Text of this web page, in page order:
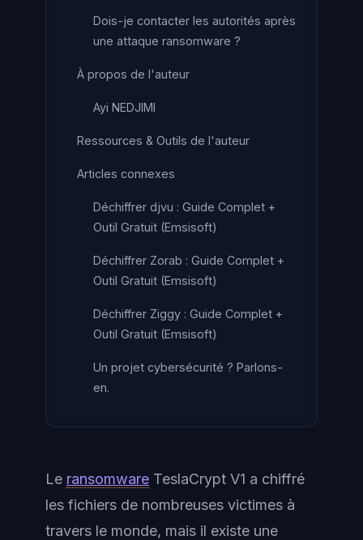
Dois-je contacter les autorités après
une attaque ransomware ?
À propos de l'auteur
Ayi NEDJIMI
Ressources & Outils de l'auteur
Articles connexes
Déchiffrer djvu : Guide Complet +
Outil Gratuit (Emsisoft)
Déchiffrer Zorab : Guide Complet +
Outil Gratuit (Emsisoft)
Déchiffrer Ziggy : Guide Complet +
Outil Gratuit (Emsisoft)
Un projet cybersécurité ? Parlons-
en.
Le ransomware TeslaCrypt V1 a chiffré
les fichiers de nombreuses victimes à
travers le monde, mais il existe une